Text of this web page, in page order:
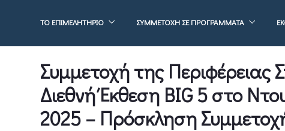
ΤΟ ΕΠΙΜΕΛΗΤΉΡΙΟ ΣΥΜΜΕΤΟΧΉ ΣΕ ΠΡΟΓΡΆΜΜΑΤΑ
Συμμετοχή της Περιφέρειας
Διεθνή Έκθεση BIG 5 στο
2025 – Πρόσκληση